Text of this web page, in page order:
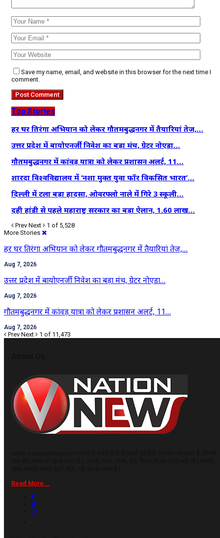
Save my name, email, and website in this browser for the next time I
comment.
Top Stories
हर घर तिरंगा अभियान को लेकर गौतमबुद्धनगर में तैयारियां तेज,…
उत्तर प्रदेश में बायोएनर्जी निवेश का बड़ा मंच, ग्रेटर नोएडा…
गौतमबुद्धनगर में कांवड़ यात्रा को लेकर प्रशासन अलर्ट, 11…
शारदा विश्वविद्यालय में ‘नशा मुक्त युवा फॉर विकसित भारत’…
दिल्ली में टला बड़ा हादसा, ओवरफ्लो नाले में गिरे 3 स्कूली…
दही हांडी से पहले महाराष्ट्र सरकार का बड़ा ऐलान, 1.60 लाख…
Prev Next
1 of 5,528
More Stories
हर घर तिरंगा अभियान को लेकर गौतमबुद्धनगर में तैयारियां तेज,…
Aug 7, 2026
उत्तर प्रदेश में बायोएनर्जी निवेश का बड़ा मंच, ग्रेटर नोएडा…
Aug 7, 2026
गौतमबुद्धनगर में कांवड़ यात्रा को लेकर प्रशासन अलर्ट, 11…
Aug 7, 2026
Prev Next 1 of 11,473
Read More...